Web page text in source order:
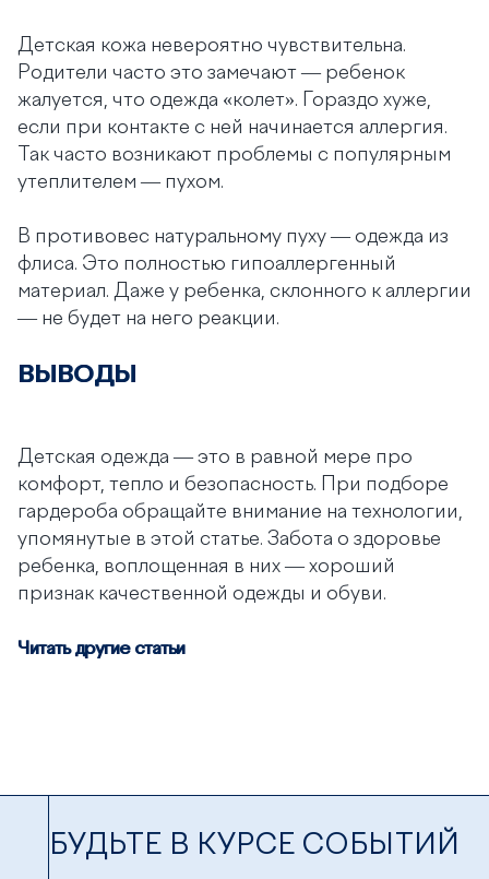
Детская кожа невероятно чувствительна.
Родители часто это замечают — ребенок
жалуется, что одежда «‎колет». Гораздо хуже,
если при контакте с ней начинается аллергия.
Так часто возникают проблемы с популярным
утеплителем — пухом.
В противовес натуральному пуху — одежда из
флиса. Это полностью гипоаллергенный
материал. Даже у ребенка, склонного к аллергии
— не будет на него реакции.
ВЫВОДЫ
Детская одежда — это в равной мере про
комфорт, тепло и безопасность. При подборе
гардероба обращайте внимание на технологии,
упомянутые в этой статье. Забота о здоровье
ребенка, воплощенная в них — хороший
признак качественной одежды и обуви.
Читать другие статьи
БУДЬТЕ В КУРСЕ СОБЫТИЙ